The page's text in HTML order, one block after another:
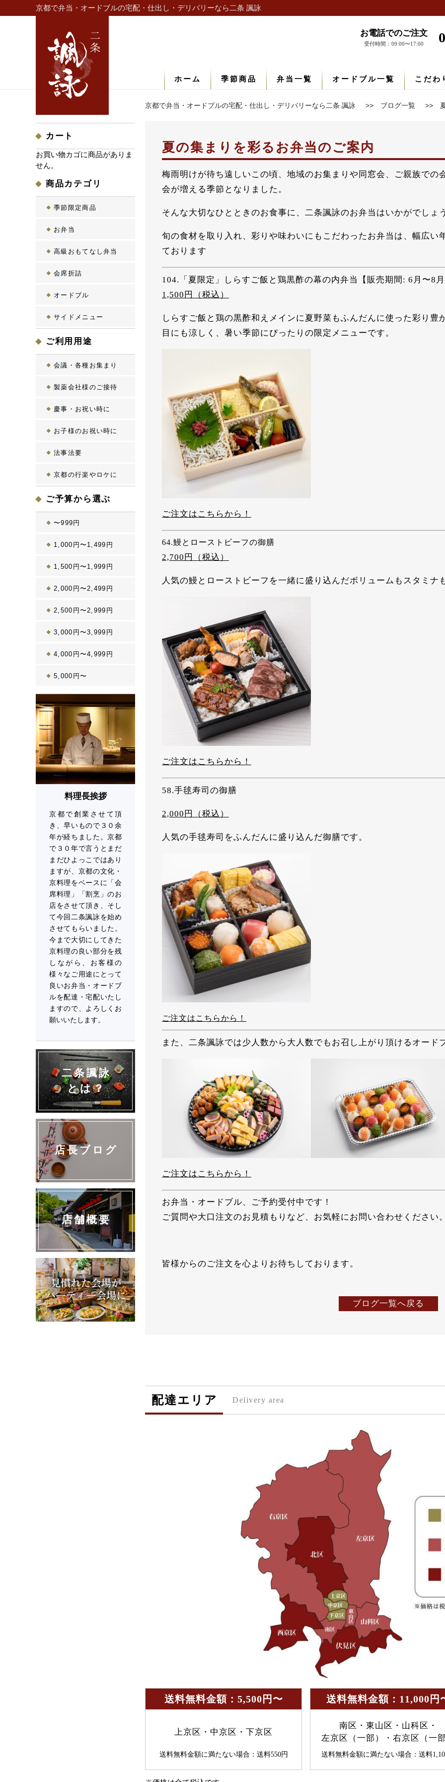
京都で弁当・オードブルの宅配・仕出し・デリバリーなら二条 諷詠
お電話でのご注文
受付時間：09:00〜17:00
ホーム 季節商品 弁当一覧 オードブル一覧 こだわ
カート
お買い物カゴに商品がありま
せん。
商品カテゴリ
季節限定商品
お弁当
高級おもてなし弁当
会席折詰
オードブル
サイドメニュー
ご利用用途
会議・各種お集まり
製薬会社様のご接待
慶事・お祝い時に
お子様のお祝い時に
法事法要
京都の行楽やロケに
ご予算から選ぶ
〜999円
1,000円〜1,499円
1,500円〜1,999円
2,000円〜2,499円
2,500円〜2,999円
3,000円〜3,999円
4,000円〜4,999円
5,000円〜
料理長挨拶
京都で創業させて頂
き、早いもので３０余
年が経ちました。京都
で３０年で言うとまだ
まだひよっこではあり
ますが、京都の文化・
京料理をベースに「会
席料理」「割烹」のお
店をさせて頂き、そし
て今回二条諷詠を始め
させてもらいました。
今まで大切にしてきた
京料理の良い部分を残
しながら、お客様の
様々なご用途にとって
良いお弁当・オードブ
ルを配達・宅配いたし
ますので、よろしくお
願いいたします。
二条諷詠
とは？
店長ブログ
店舗概要
京都で弁当・オードブルの宅配・仕出し・デリバリーなら二条 諷詠 ブログ一覧
夏の集まりを彩るお弁当のご案内
梅雨明けが待ち遠しいこの頃、地域のお集まりや同窓会、ご親族での
会が増える季節となりました。
そんな大切なひとときのお食事に、二条諷詠のお弁当はいかがでしょ
旬の食材を取り入れ、彩りや味わいにもこだわったお弁当は、幅広い
ております
104.「夏限定」しらすご飯と鶏黒酢の幕の内弁当【販売期間: 6月〜8
1,500 円（税込）
しらすご飯と鶏の黒酢和えメインに夏野菜もふんだんに使った彩り豊
目にも涼しく、暑い季節にぴったりの限定メニューです。
ご注文はこちらから！
64.鰻とローストビーフの御膳
2,700 円（税込）
人気の鰻とローストビーフを一緒に盛り込んだボリュームもスタミナ
ご注文はこちらから！
58.手毬寿司の御膳
2,000円（税込）
人気の手毬寿司をふんだんに盛り込んだ御膳です。
ご注文はこちらから！
また、二条諷詠では少人数から大人数でもお召し上がり頂けるオード
ご注文はこちらから！
お弁当・オードブル、ご予約受付中です！
ご質問や大口注文のお見積もりなど、お気軽にお問い合わせください
皆様からのご注文を心よりお待ちしております。
ブログ一覧へ戻る
配達エリア Delivery area
送料無料金額：5,500円〜
上京区・中京区・下京区
送料無料金額に満たない場合：送料550円
送料無料金額：11,000円
南区・東山区・山科区・
左京区（一部）・右京区（一
送料無料金額に満たない場合：送料